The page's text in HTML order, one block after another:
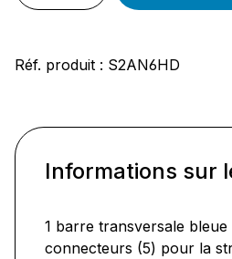
Réf. produit : S2AN6HD
Informations sur
1 barre transversale
connecteurs (5) pour la